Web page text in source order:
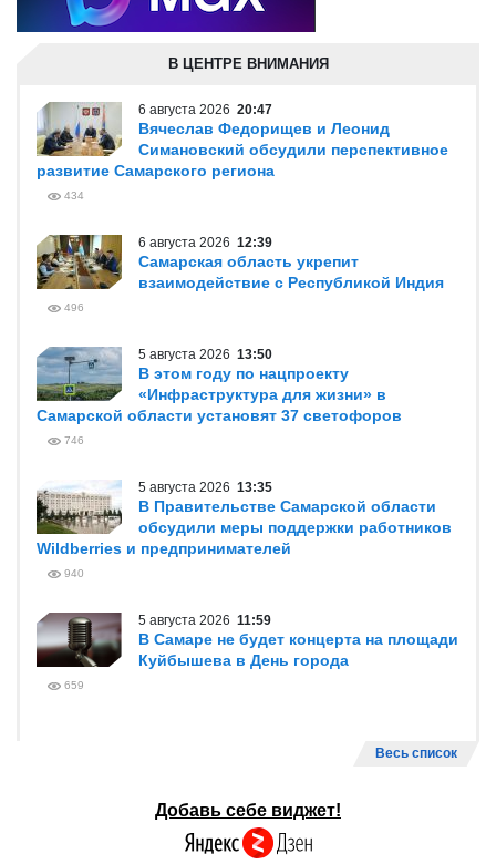
В ЦЕНТРЕ ВНИМАНИЯ
6 августа 2026 20:47
Вячеслав Федорищев и Леонид
Симановский обсудили перспективное
развитие Самарского региона
434
6 августа 2026 12:39
Самарская область укрепит
взаимодействие с Республикой Индия
496
5 августа 2026 13:50
В этом году по нацпроекту
«Инфраструктура для жизни» в
Самарской области установят 37 светофоров
746
5 августа 2026 13:35
В Правительстве Самарской области
обсудили меры поддержки работников
Wildberries и предпринимателей
940
5 августа 2026 11:59
В Самаре не будет концерта на площади
Куйбышева в День города
659
Весь список
Добавь себе виджет!